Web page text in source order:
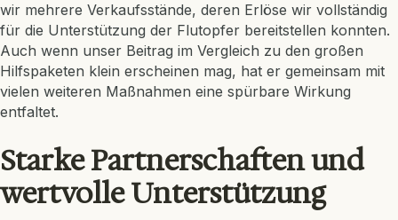
wir mehrere Verkaufsstände, deren Erlöse wir vollständig
für die Unterstützung der Flutopfer bereitstellen konnten.
Auch wenn unser Beitrag im Vergleich zu den großen
Hilfspaketen klein erscheinen mag, hat er gemeinsam mit
vielen weiteren Maßnahmen eine spürbare Wirkung
entfaltet.
Starke Partnerschaften und
wertvolle Unterstützung